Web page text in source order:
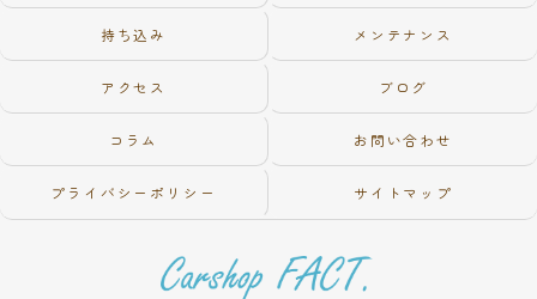
持ち込み メンテナンス
アクセス ブログ
コラム お問い合わせ
プライバシーポリシー サイトマップ